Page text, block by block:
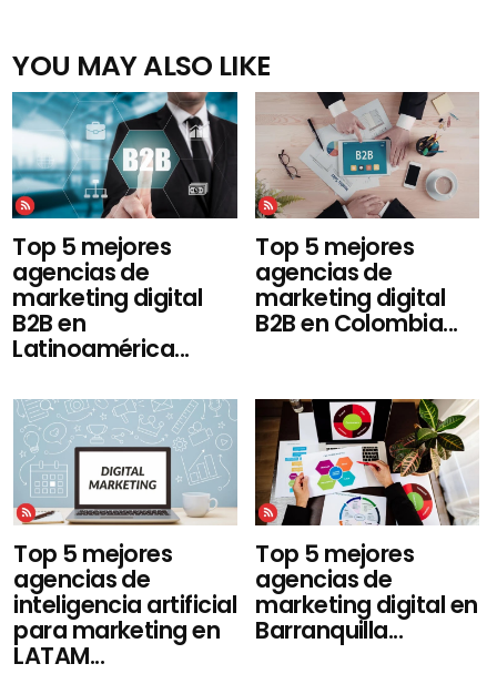
YOU MAY ALSO LIKE
Top 5 mejores
agencias de
marketing digital
B2B en
Latinoamérica...
Top 5 mejores
agencias de
marketing digital
B2B en Colombia...
Top 5 mejores
agencias de
inteligencia artificial
para marketing en
LATAM...
Top 5 mejores
agencias de
marketing digital en
Barranquilla...